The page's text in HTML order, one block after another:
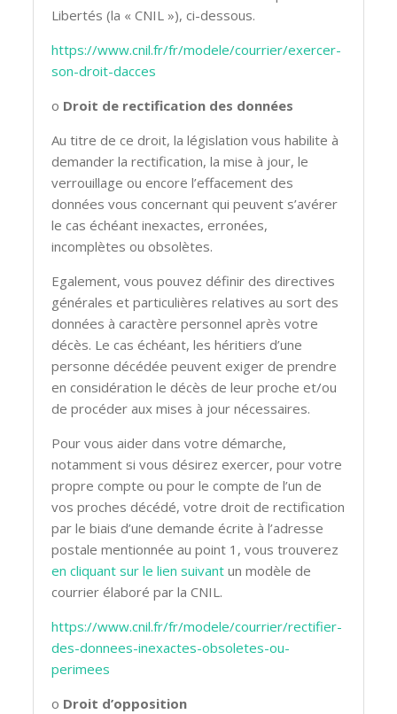
Libertés (la « CNIL »), ci-dessous.
https://www.cnil.fr/fr/modele/courrier/exercer-
son-droit-dacces
o Droit de rectification des données
Au titre de ce droit, la législation vous habilite à
demander la rectification, la mise à jour, le
verrouillage ou encore l’effacement des
données vous concernant qui peuvent s’avérer
le cas échéant inexactes, erronées,
incomplètes ou obsolètes.
Egalement, vous pouvez définir des directives
générales et particulières relatives au sort des
données à caractère personnel après votre
décès. Le cas échéant, les héritiers d’une
personne décédée peuvent exiger de prendre
en considération le décès de leur proche et/ou
de procéder aux mises à jour nécessaires.
Pour vous aider dans votre démarche,
notamment si vous désirez exercer, pour votre
propre compte ou pour le compte de l’un de
vos proches décédé, votre droit de rectification
par le biais d’une demande écrite à l’adresse
postale mentionnée au point 1, vous trouverez
en cliquant sur le lien suivant un modèle de
courrier élaboré par la CNIL.
https://www.cnil.fr/fr/modele/courrier/rectifier-
des-donnees-inexactes-obsoletes-ou-
perimees
o Droit d’opposition